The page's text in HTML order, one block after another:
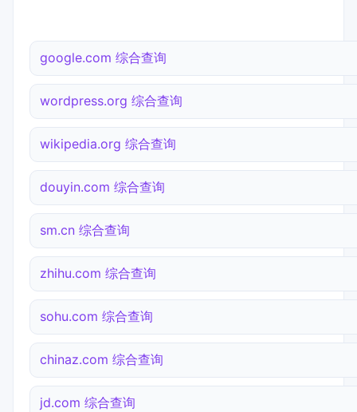
google.com 综合查询
wordpress.org 综合查询
wikipedia.org 综合查询
douyin.com 综合查询
sm.cn 综合查询
zhihu.com 综合查询
sohu.com 综合查询
chinaz.com 综合查询
jd.com 综合查询